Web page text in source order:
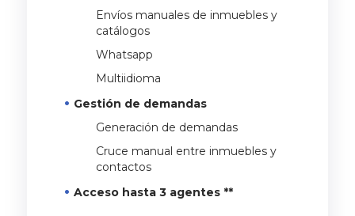
Envíos manuales de inmuebles y
catálogos
Whatsapp
Multiidioma
Gestión de demandas
Generación de demandas
Cruce manual entre inmuebles y
contactos
Acceso hasta 3 agentes **